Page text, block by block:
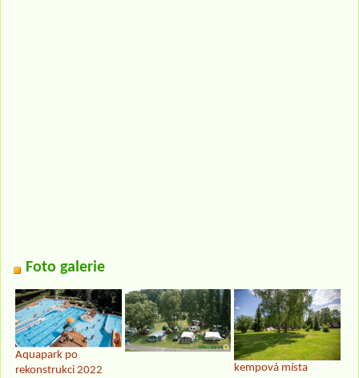
Foto galerie
Aquapark po
rekonstrukci 2022
kempová místa